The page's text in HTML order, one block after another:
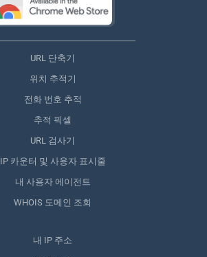
URL 단축기
위치 추적기
전화 번호 추적
추적 픽셀
URL 검사기
IP 카운터 및 사용자 표시줄
내 사용자 에이전트
WHOIS 도메인 조회
내 IP 주소